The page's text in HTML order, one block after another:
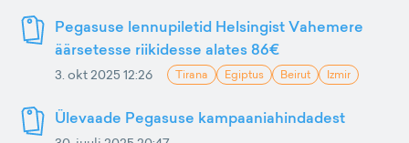
Pegasuse lennupiletid Helsingist Vahemere
äärsetesse riikidesse alates 86€
3. okt 2025 12:26 Tirana Egiptus Beirut Izmir
Ülevaade Pegasuse kampaaniahindadest